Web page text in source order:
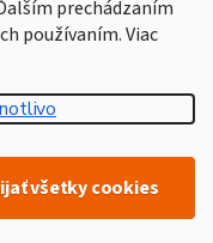
prechádzaním
používaním. Viac
všetky cookies
. Všetky práva vyhradené.